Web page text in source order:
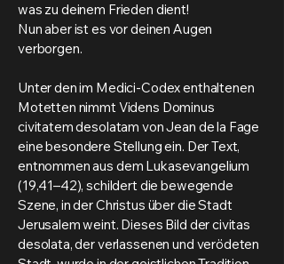
was zu deinem Frieden dient!
Nun aber ist es vor deinen Augen
verborgen.
Unter den im Medici-Codex enthaltenen
Motetten nimmt Videns Dominus
civitatem desolatam von Jean de la Fage
eine besondere Stellung ein. Der Text,
entnommen aus dem Lukasevangelium
(19,41–42), schildert die bewegende
Szene, in der Christus über die Stadt
Jerusalem weint. Dieses Bild der civitas
desolata, der verlassenen und verödeten